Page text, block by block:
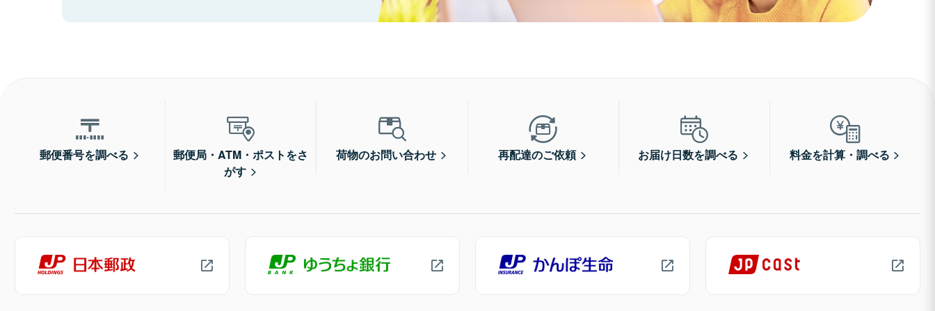
郵便番号を調べる
郵便局・ATM・ポストをさ
がす
荷物のお問い合わせ 再配達のご依頼 お届け日数を調べる 料金を計算・調べる